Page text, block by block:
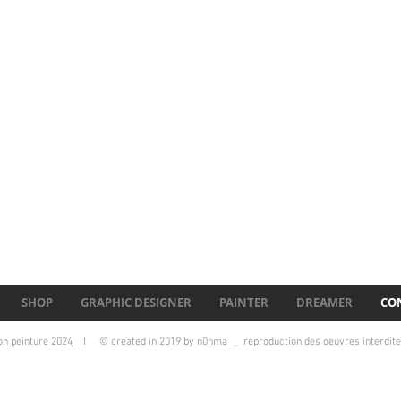
SHOP GRAPHIC DESIGNER PAINTER DREAMER
peinture 2024 I © created in 2019 by n0nma _ reproduction des oeuvres